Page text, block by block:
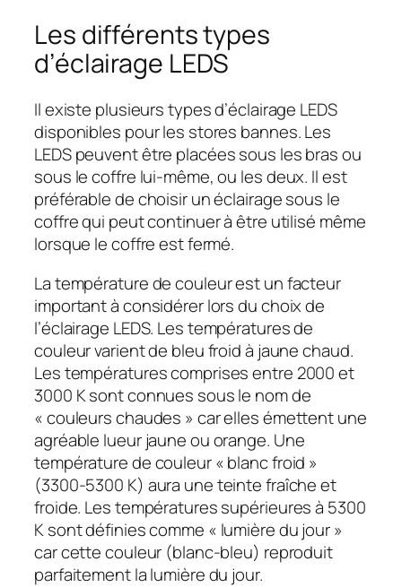
Les différents types
d’éclairage LEDS
Il existe plusieurs types d’éclairage LEDS
disponibles pour les stores bannes. Les
LEDS peuvent être placées sous les bras ou
sous le coffre lui-même, ou les deux. Il est
préférable de choisir un éclairage sous le
coffre qui peut continuer à être utilisé même
lorsque le coffre est fermé.
La température de couleur est un facteur
important à considérer lors du choix de
l’éclairage LEDS. Les températures de
couleur varient de bleu froid à jaune chaud.
Les températures comprises entre 2000 et
3000 K sont connues sous le nom de
« couleurs chaudes » car elles émettent une
agréable lueur jaune ou orange. Une
température de couleur « blanc froid »
(3300-5300 K) aura une teinte fraîche et
froide. Les températures supérieures à 5300
K sont définies comme « lumière du jour »
car cette couleur (blanc-bleu) reproduit
parfaitement la lumière du jour.